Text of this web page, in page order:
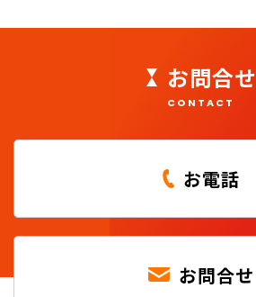
お問合せ
CONTACT
お電話
お問合せ